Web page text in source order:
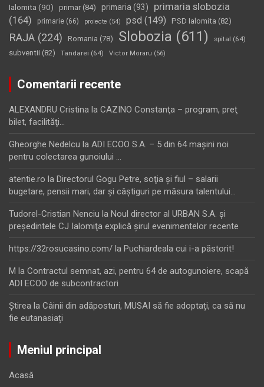
Ialomita (90) primar(84) primaria (93)
primaria slobozia
(164)
primarie (66) proiecte (54) psd (149) PSD Ialomita (82)
RAJA (224) Romania (78) Slobozia (611) spital (64)
subventii (82) Tandarei (64) Victor Moraru (56)
Comentarii recente
ALEXANDRU Cristina la CAZINO Constanţa – program, preţ
bilet, facilităţi…
Gheorghe Nedelcu la ADI ECOO S.A. – 5 din 64 maşini noi
pentru colectarea gunoiului …
atentie.ro la Directorul Gogu Petre, soţia şi fiul – salarii
bugetare, pensii mari, dar şi câştiguri pe măsura talentului…
Tudorel-Cristian Nenciu la Noul director al URBAN S.A. şi
preşedintele CJ Ialomiţa explică şirul evenimentelor recente
https://32rosucasino.com/ la Puchiardeala cui i-a păstorit!
M la Contractul semnat, azi, pentru 64 de autogunoiere, scapă
ADI ECOO de subcontractori
Ştirea la Câinii din adăposturi, MUSAI să fie adoptați, ca să nu
fie eutanasiați
Meniul principal
Acasă